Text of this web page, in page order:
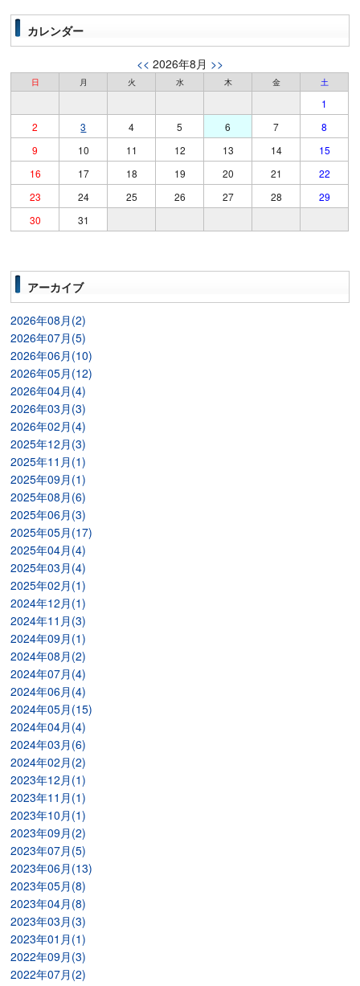
カレンダー
<< 2026年8月 >>
日 月 火 水 木 金 土
1
2
3 4 5 6 7
8
9
10 11 12 13 14
15
16
17 18 19 20 21
22
23
24 25 26 27 28
29
30
31
アーカイブ
2026年08月(2)
2026年07月(5)
2026年06月(10)
2026年05月(12)
2026年04月(4)
2026年03月(3)
2026年02月(4)
2025年12月(3)
2025年11月(1)
2025年09月(1)
2025年08月(6)
2025年06月(3)
2025年05月(17)
2025年04月(4)
2025年03月(4)
2025年02月(1)
2024年12月(1)
2024年11月(3)
2024年09月(1)
2024年08月(2)
2024年07月(4)
2024年06月(4)
2024年05月(15)
2024年04月(4)
2024年03月(6)
2024年02月(2)
2023年12月(1)
2023年11月(1)
2023年10月(1)
2023年09月(2)
2023年07月(5)
2023年06月(13)
2023年05月(8)
2023年04月(8)
2023年03月(3)
2023年01月(1)
2022年09月(3)
2022年07月(2)